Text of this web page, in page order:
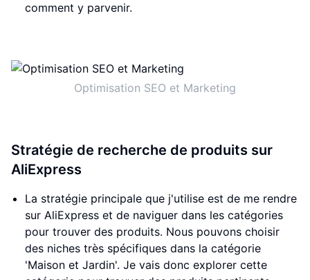
comment y parvenir.
Optimisation SEO et Marketing
Stratégie de recherche de produits sur
AliExpress
La stratégie principale que j'utilise est de me rendre
sur AliExpress et de naviguer dans les catégories
pour trouver des produits. Nous pouvons choisir
des niches très spécifiques dans la catégorie
'Maison et Jardin'. Je vais donc explorer cette